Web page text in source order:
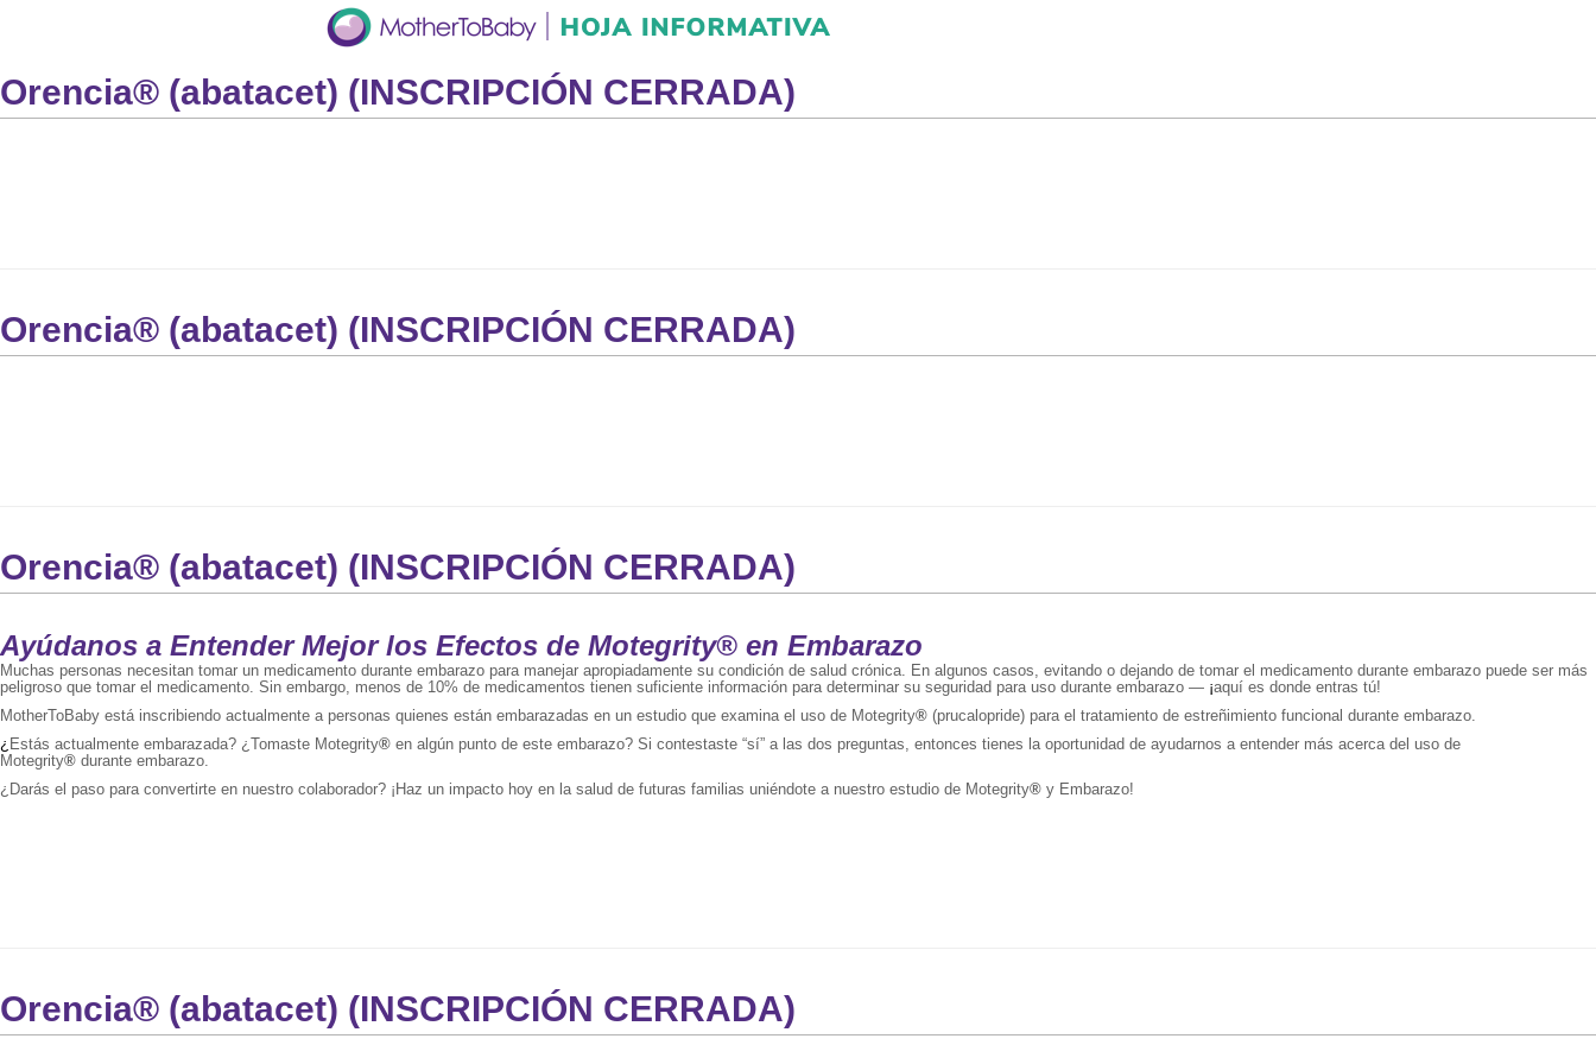
Orencia® (abatacet) (INSCRIPCIÓN CERRADA)
Orencia® (abatacet) (INSCRIPCIÓN CERRADA)
Orencia® (abatacet) (INSCRIPCIÓN CERRADA)
Ayúdanos a Entender Mejor los Efectos de Motegrity® en Embarazo
Muchas personas necesitan tomar un medicamento durante embarazo para manejar apropiadamente su condición de salud crónica. En algunos casos, evitando o dejando de tomar el medicamento durante embarazo puede ser más
peligroso que tomar el medicamento. Sin embargo, menos de 10% de medicamentos tienen suficiente información para determinar su seguridad para uso durante embarazo — ¡aquí es donde entras tú!
MotherToBaby está inscribiendo actualmente a personas quienes están embarazadas en un estudio que examina el uso de Motegrity® (prucalopride) para el tratamiento de estreñimiento funcional durante embarazo.
¿ Estás actualmente embarazada? ¿Tomaste Motegrity® en algún punto de este embarazo? Si contestaste “sí” a las dos preguntas, entonces tienes la oportunidad de ayudarnos a entender más acerca del uso de
Motegrity® durante embarazo.
¿Darás el paso para convertirte en nuestro colaborador? ¡Haz un impacto hoy en la salud de futuras familias uniéndote a nuestro estudio de Motegrity® y Embarazo!
Orencia® (abatacet) (INSCRIPCIÓN CERRADA)